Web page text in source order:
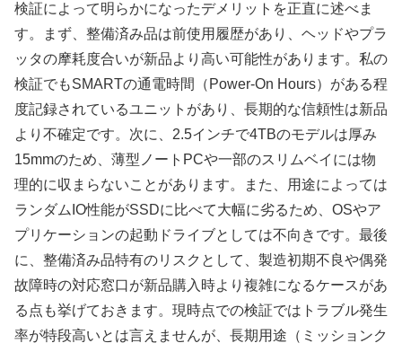
検証によって明らかになったデメリットを正直に述べま
す。まず、整備済み品は前使用履歴があり、ヘッドやプラ
ッタの摩耗度合いが新品より高い可能性があります。私の
検証でもSMARTの通電時間（Power-On Hours）がある程
度記録されているユニットがあり、長期的な信頼性は新品
より不確定です。次に、2.5インチで4TBのモデルは厚み
15mmのため、薄型ノートPCや一部のスリムベイには物
理的に収まらないことがあります。また、用途によっては
ランダムIO性能がSSDに比べて大幅に劣るため、OSやア
プリケーションの起動ドライブとしては不向きです。最後
に、整備済み品特有のリスクとして、製造初期不良や偶発
故障時の対応窓口が新品購入時より複雑になるケースがあ
る点も挙げておきます。現時点での検証ではトラブル発生
率が特段高いとは言えませんが、長期用途（ミッションク